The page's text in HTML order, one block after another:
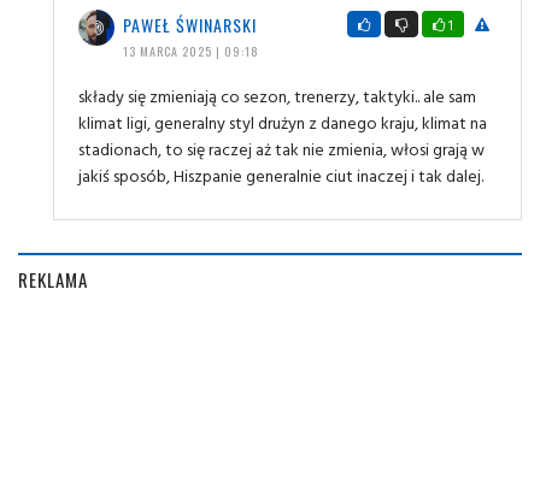
PAWEŁ ŚWINARSKI
13 MARCA 2025 | 09:18
1
składy się zmieniają co sezon, trenerzy, taktyki.. ale sam
klimat ligi, generalny styl drużyn z danego kraju, klimat na
stadionach, to się raczej aż tak nie zmienia, włosi grają w
jakiś sposób, Hiszpanie generalnie ciut inaczej i tak dalej.
REKLAMA